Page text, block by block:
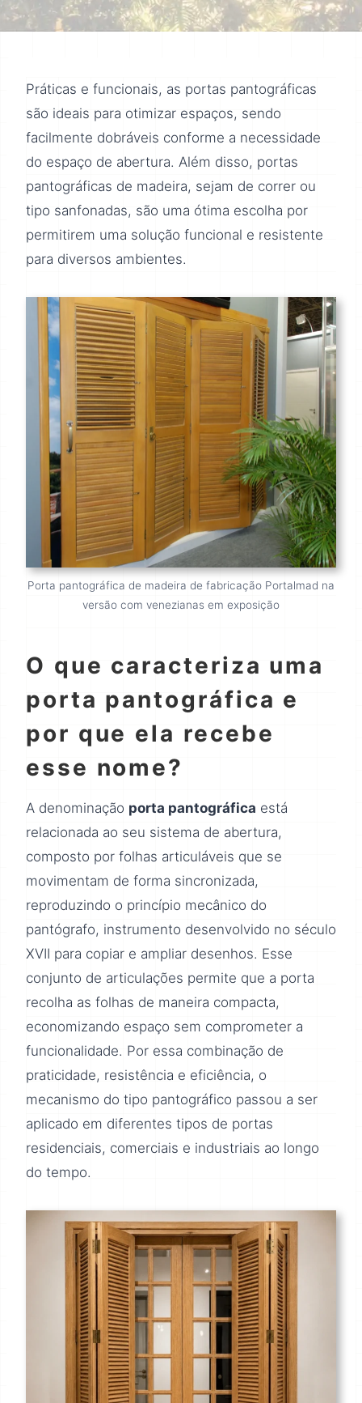
Práticas e funcionais, as portas pantográficas
são ideais para otimizar espaços, sendo
facilmente dobráveis conforme a necessidade
do espaço de abertura. Além disso, portas
pantográficas de madeira, sejam de correr ou
tipo sanfonadas, são uma ótima escolha por
permitirem uma solução funcional e resistente
para diversos ambientes.
Porta pantográfica de madeira de fabricação Portalmad na
versão com venezianas em exposição
O que caracteriza uma
porta pantográfica e
por que ela recebe
esse nome?
A denominação porta pantográfica está
relacionada ao seu sistema de abertura,
composto por folhas articuláveis que se
movimentam de forma sincronizada,
reproduzindo o princípio mecânico do
pantógrafo, instrumento desenvolvido no século
XVII para copiar e ampliar desenhos. Esse
conjunto de articulações permite que a porta
recolha as folhas de maneira compacta,
economizando espaço sem comprometer a
funcionalidade. Por essa combinação de
praticidade, resistência e eficiência, o
mecanismo do tipo pantográfico passou a ser
aplicado em diferentes tipos de portas
residenciais, comerciais e industriais ao longo
do tempo.